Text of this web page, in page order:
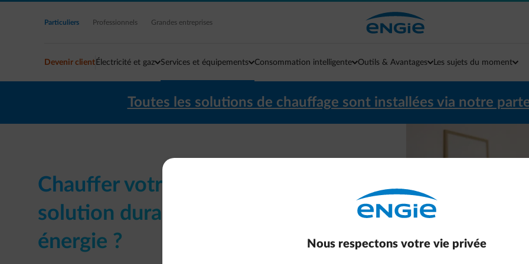
Accéder au contenu principal
Particuliers Professionnels Grandes entreprises
Devenir client Électricité et gaz Services et équipements Consommation intelligente Outils & Avantages Les sujets du moment
Toutes les solutions de chauffage sont installées via notre
Chauffer votre maison avec une
solution durable et économe en
énergie ?
Nous respectons votre vie privée